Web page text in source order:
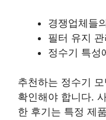
경쟁업체들
필터 유지
정수기 특성
추천하는 정수기
확인해야 합니다.
한 후기는 특정 제